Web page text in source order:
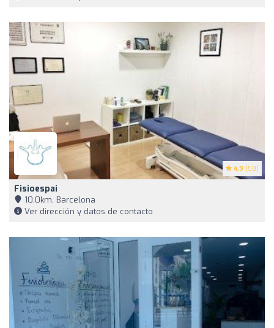
4.9 (58)
Fisioespai
10,0km, Barcelona
Ver dirección y datos de contacto